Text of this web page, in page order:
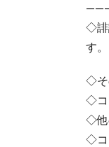
◇誹
す。
◇そ
◇コ
◇他
◇コ